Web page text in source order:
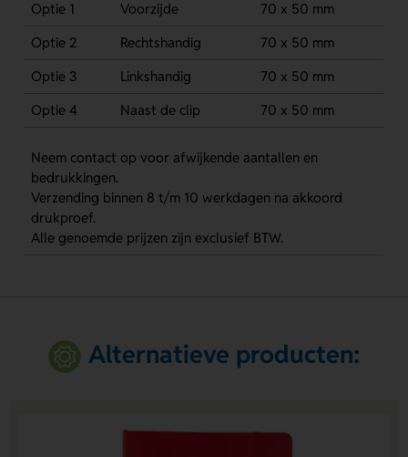
Optie 1
Voorzijde
70 x 50 mm
Optie 2
Rechtshandig
70 x 50 mm
Optie 3
Linkshandig
70 x 50 mm
Optie 4
Naast de clip 70 x 50 mm
Neem contact op voor afwijkende aantallen en
bedrukkingen.
Verzending binnen 8 t/m 10 werkdagen na akkoord
drukproef.
Alle genoemde prijzen zijn exclusief BTW.
Alternatieve producten: